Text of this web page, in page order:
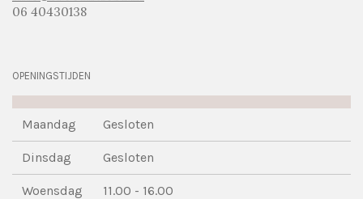
06 40430138
OPENINGSTIJDEN
Maandag Gesloten
Dinsdag Gesloten
Woensdag 11.00 - 16.00